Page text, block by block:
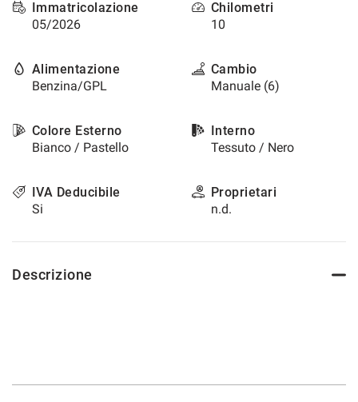
Immatricolazione
05/2026
Chilometri
10
Alimentazione
Benzina/GPL
Cambio
Manuale (6)
Colore Esterno
Bianco / Pastello
Interno
Tessuto / Nero
IVA Deducibile
Si
Proprietari
n.d.
Descrizione
questi
strumenti
tracciamento
si
rimanda
cookie
policy.
e
modificare
tue
in